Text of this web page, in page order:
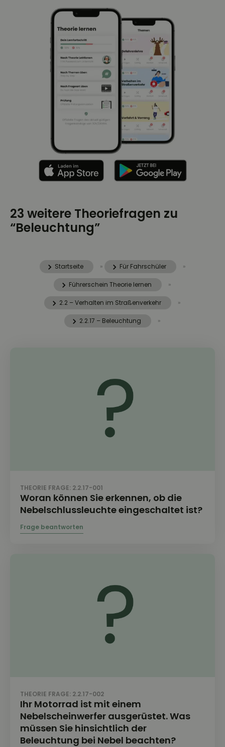
23 weitere Theoriefragen zu
“Beleuchtung”
Startseite » Für Fahrschüler »
Führerschein Theorie lernen »
2.2 – Verhalten im Straßenverkehr »
2.2.17 – Beleuchtung »
THEORIE FRAGE: 2.2.17-001
Woran können Sie erkennen, ob die
Nebelschlussleuchte eingeschaltet ist?
THEORIE FRAGE: 2.2.17-002
Ihr Motorrad ist mit einem
Nebelscheinwerfer ausgerüstet. Was
müssen Sie hinsichtlich der
Beleuchtung bei Nebel beachten?